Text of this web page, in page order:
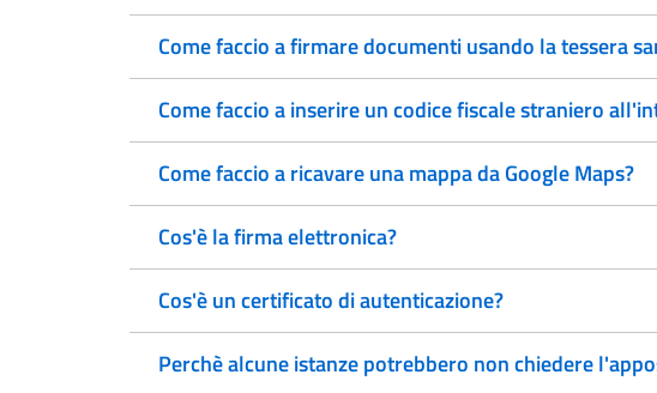
Come faccio a firmare documenti usando la tessera
Come faccio a inserire un codice fiscale straniero
Come faccio a ricavare una mappa da Google Maps?
Cos'è la firma elettronica?
Cos'è un certificato di autenticazione?
Perchè alcune istanze potrebbero non chiedere